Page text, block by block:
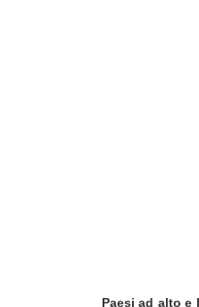
Paesi ad alto e